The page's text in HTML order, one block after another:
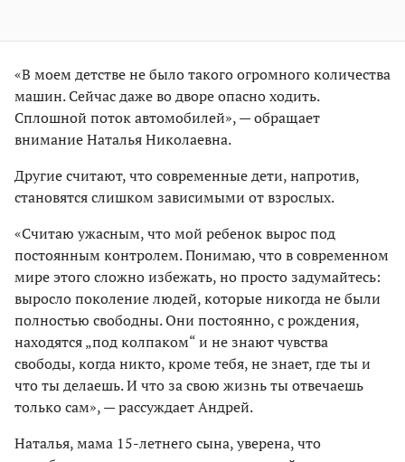
«В моем детстве не было такого огромного количества
машин. Сейчас даже во дворе опасно ходить.
Сплошной поток автомобилей», — обращает
внимание Наталья Николаевна.
Другие считают, что современные дети, напротив,
становятся слишком зависимыми от взрослых.
«Считаю ужасным, что мой ребенок вырос под
постоянным контролем. Понимаю, что в современном
мире этого сложно избежать, но просто задумайтесь:
выросло поколение людей, которые никогда не были
полностью свободны. Они постоянно, с рождения,
находятся „под колпаком“ и не знают чувства
свободы, когда никто, кроме тебя, не знает, где ты и
что ты делаешь. И что за свою жизнь ты отвечаешь
только сам», — рассуждает Андрей.
Наталья, мама 15-летнего сына, уверена, что